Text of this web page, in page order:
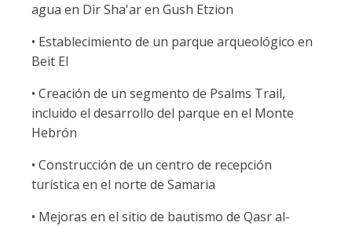
agua en Dir Sha'ar en Gush Etzion
• Establecimiento de un parque arqueológico en
Beit El
• Creación de un segmento de Psalms Trail,
incluido el desarrollo del parque en el Monte
Hebrón
• Construcción de un centro de recepción
turística en el norte de Samaria
• Mejoras en el sitio de bautismo de Qasr al-